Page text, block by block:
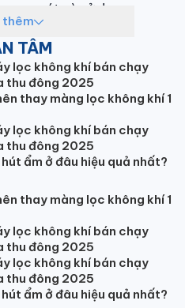
sát và sử dụng.
50000BTU,
hợp lắp đặt cho diện
khách, Nhà hàng,
chiều mang đến
2 chiều 50000BTU
cuộc sống 4 mùa như ý:
vào mùa đông.
luồng gió đi xa và đều
thêm
TÂM
lọc không khí bán chạy
thu đông 2025
thay màng lọc không khí 1
lọc không khí bán chạy
thu đông 2025
ẩm ở đâu hiệu quả nhất?
thay màng lọc không khí 1
lọc không khí bán chạy
thu đông 2025
lọc không khí bán chạy
thu đông 2025
ẩm ở đâu hiệu quả nhất?